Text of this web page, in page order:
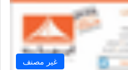
غير مصنف